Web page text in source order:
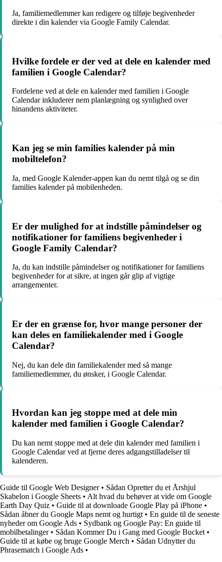
Ja, familiemedlemmer kan redigere og tilføje begivenheder
direkte i din kalender via Google Family Calendar.
Hvilke fordele er der ved at dele en kalender med
familien i Google Calendar?
Fordelene ved at dele en kalender med familien i Google
Calendar inkluderer nem planlægning og synlighed over
hinandens aktiviteter.
Kan jeg se min families kalender på min
mobiltelefon?
Ja, med Google Kalender-appen kan du nemt tilgå og se din
families kalender på mobilenheden.
Er der mulighed for at indstille påmindelser og
notifikationer for familiens begivenheder i
Google Family Calendar?
Ja, du kan indstille påmindelser og notifikationer for familiens
begivenheder for at sikre, at ingen går glip af vigtige
arrangementer.
Er der en grænse for, hvor mange personer der
kan deles en familiekalender med i Google
Calendar?
Nej, du kan dele din familiekalender med så mange
familiemedlemmer, du ønsker, i Google Calendar.
Hvordan kan jeg stoppe med at dele min
kalender med familien i Google Calendar?
Du kan nemt stoppe med at dele din kalender med familien i
Google Calendar ved at fjerne deres adgangstilladelser til
kalenderen.
Guide til Google Web Designer• Sådan Opretter du et Årshjul
Skabelon i Google Sheets • Alt hvad du behøver at vide om Google
Earth Day Quiz • Guide til at downloade Google Play på iPhone •
Sådan åbner du Google Maps nemt og hurtigt • En guide til de seneste
nyheder om Google Ads • Sydbank og Google Pay: En guide til
mobilbetalinger• Sådan Kommer Du i Gang med Google Bucket •
Guide til at købe og bruge Google Merch • Sådan Udnytter du
Phrasematch i Google Ads •